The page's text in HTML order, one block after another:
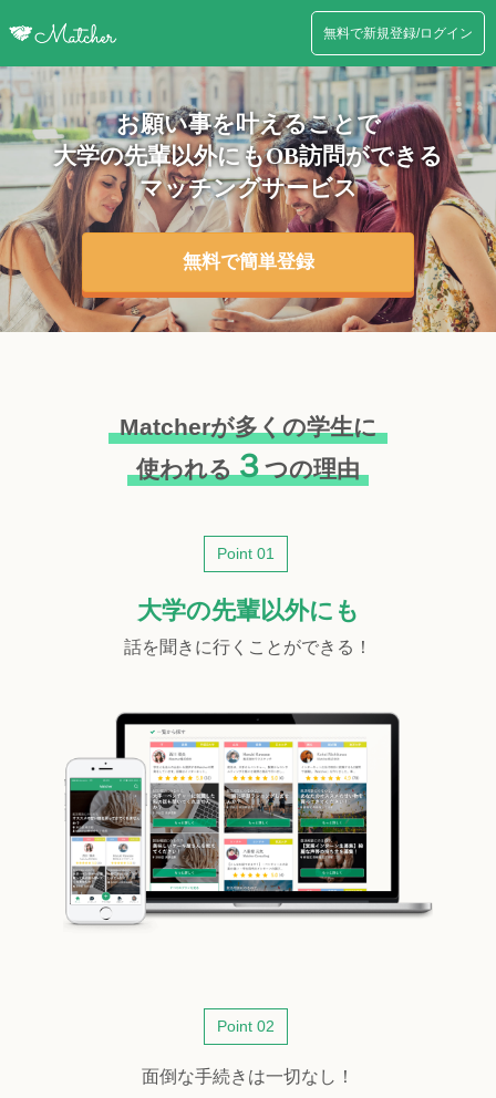
無料で新規登録/ログイン
お願い事を叶えることで
大学の先輩以外にもOB訪問ができる
マッチングサービス
無料で簡単登録
Matcherが多くの学生に
使われる３つの理由
Point 01
大学の先輩以外にも
話を聞きに行くことができる！
Point 02
面倒な手続きは一切なし！